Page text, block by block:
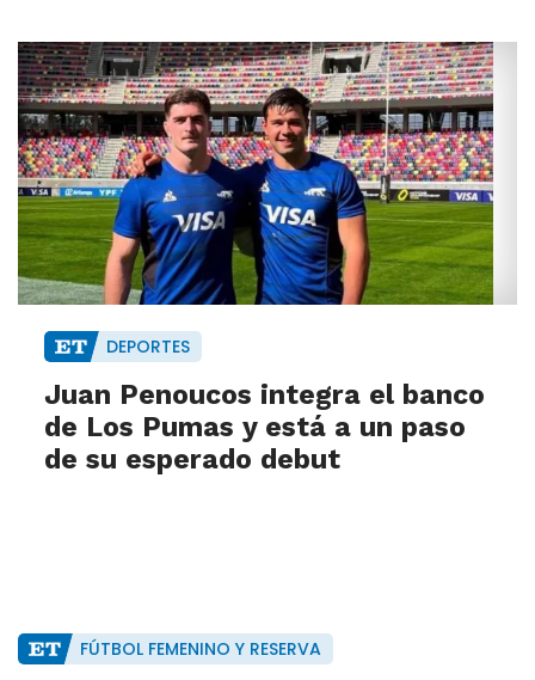
DEPORTES
Juan Penoucos integra el banco
de Los Pumas y está a un paso
de su esperado debut
FÚTBOL FEMENINO Y RESERVA